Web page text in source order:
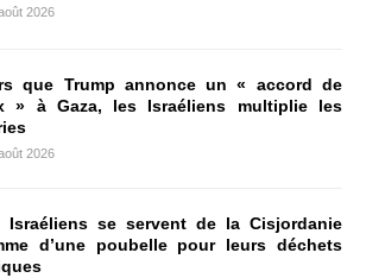
2026
que Trump annonce un « accord de
» à Gaza, les Israéliens multiplie les
2026
Israéliens se servent de la Cisjordanie
d’une poubelle pour leurs déchets